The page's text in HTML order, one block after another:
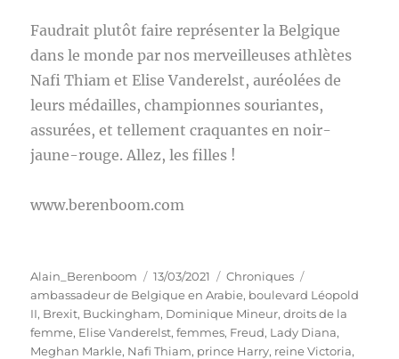
Faudrait plutôt faire représenter la Belgique
dans le monde par nos merveilleuses athlètes
Nafi Thiam et Elise Vanderelst, auréolées de
leurs médailles, championnes souriantes,
assurées, et tellement craquantes en noir-
jaune-rouge. Allez, les filles !
www.berenboom.com
Auteur
Alain_Berenboom
Publié
le
13/03/2021 Catégories
Chroniques
ambassadeur de Belgique en Arabie, boulevard Léopold
II, Brexit, Buckingham, Dominique Mineur,droits de la
femme, Elise Vanderelst,femmes, Freud, Lady Diana,
Meghan Markle, Nafi Thiam, prince Harry, reine Victoria,